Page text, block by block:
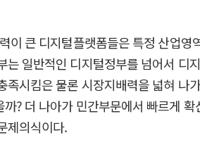
큰 디지털플랫폼들은 특정 산업
일반적인 디지털정부를 넘어서 디
시킴은 물론 시장지배력을 넓혀 나
? 더 나아가 민간부문에서 빠르게
제의식이다.